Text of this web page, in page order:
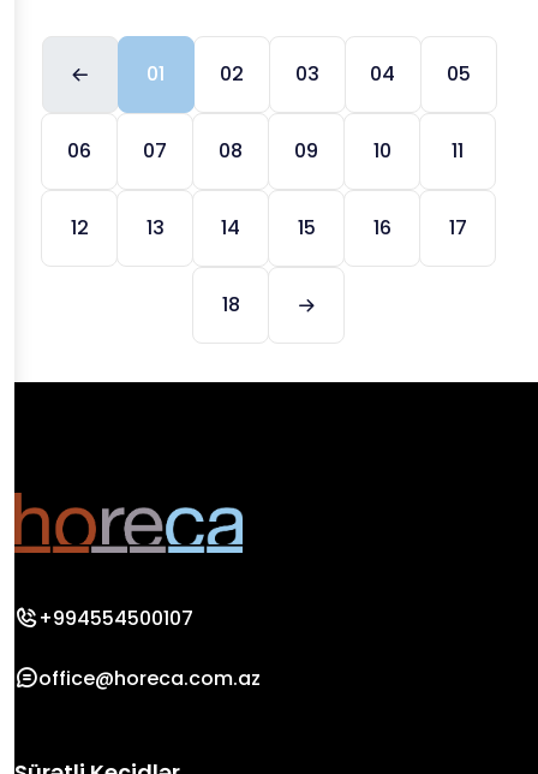
01 02 03 04 05
06 07 08 09 10 11
12 13 14 15 16 17
18
+994554500107
office@horeca.com.az